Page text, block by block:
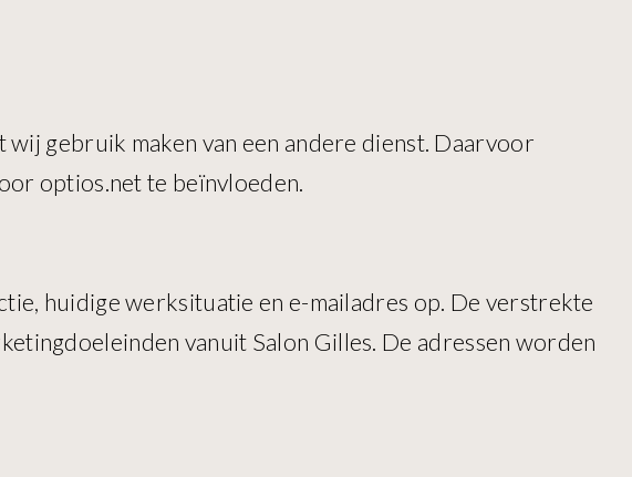
gebruik maken van een andere dienst. Daarvoor
optios.net te beïnvloeden.
huidige werksituatie en e-mailadres op. De verstrekte
vanuit Salon Gilles. De adressen worden